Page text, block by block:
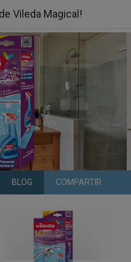
Vileda Magical!
BLOG COMPARTIR